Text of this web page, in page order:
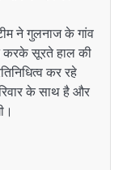
ने गुलनाज के गांव
करके सूरते हाल की
कर रहे
के साथ है और